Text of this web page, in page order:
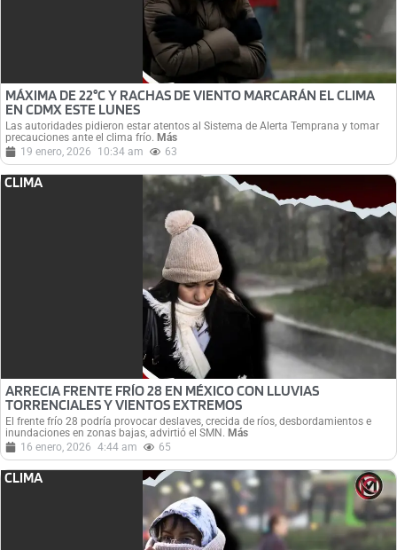
MÁXIMA DE 22°C Y RACHAS DE VIENTO MARCARÁN EL CLIMA
EN CDMX ESTE LUNES
Las autoridades pidieron estar atentos al Sistema de Alerta Temprana y tomar
precauciones ante el clima frío. Más
19 enero, 2026
10:34 am 63
CLIMA
ARRECIA FRENTE FRÍO 28 EN MÉXICO CON LLUVIAS
TORRENCIALES Y VIENTOS EXTREMOS
El frente frío 28 podría provocar deslaves, crecida de ríos, desbordamientos e
inundaciones en zonas bajas, advirtió el SMN. Más
16 enero, 2026 4:44 am 65
CLIMA